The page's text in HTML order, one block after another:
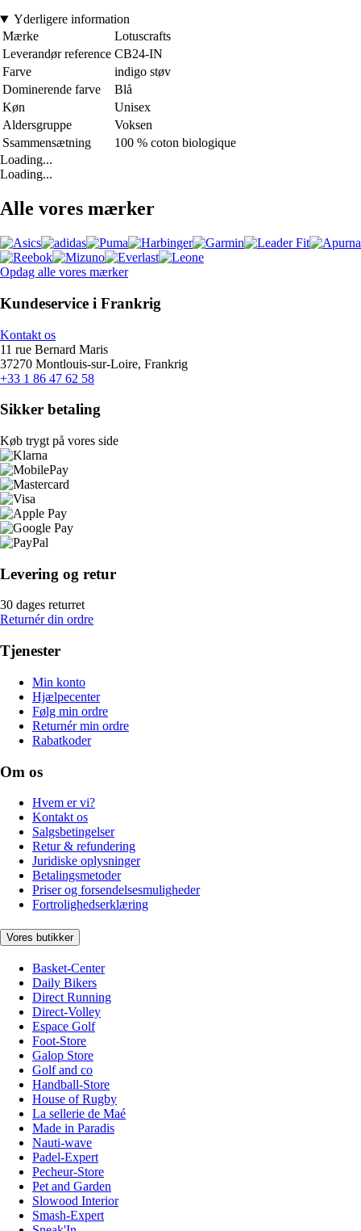
Yderligere information
Mærke
Lotuscrafts
Leverandør reference CB24-IN
Farve
indigo støv
Dominerende farve
Blå
Køn
Unisex
Aldersgruppe
Voksen
Ssammensætning
100 % coton biologique
Loading...
Loading...
Alle vores mærker
Opdag alle vores mærker
Kundeservice i Frankrig
Kontakt os
11 rue Bernard Maris
37270 Montlouis-sur-Loire, Frankrig
+33 1 86 47 62 58
Sikker betaling
Køb trygt på vores side
Levering og retur
30 dages returret
Returnér din ordre
Tjenester
Min konto
Hjælpecenter
Følg min ordre
Returnér min ordre
Rabatkoder
Om os
Hvem er vi?
Kontakt os
Salgsbetingelser
Retur & refundering
Juridiske oplysninger
Betalingsmetoder
Priser og forsendelsesmuligheder
Fortrolighedserklæring
Vores butikker
Basket-Center
Daily Bikers
Direct Running
Direct-Volley
Espace Golf
Foot-Store
Galop Store
Golf and co
Handball-Store
House of Rugby
La sellerie de Maé
Made in Paradis
Nauti-wave
Padel-Expert
Pecheur-Store
Pet and Garden
Slowood Interior
Smash-Expert